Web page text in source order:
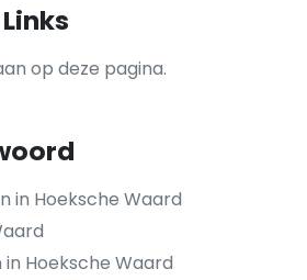
op deze pagina.
in Hoeksche Waard
Hoeksche Waard